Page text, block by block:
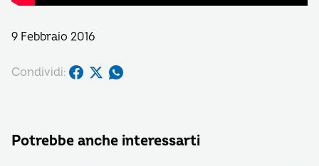
9 Febbraio 2016
Condividi:
Potrebbe anche interessarti